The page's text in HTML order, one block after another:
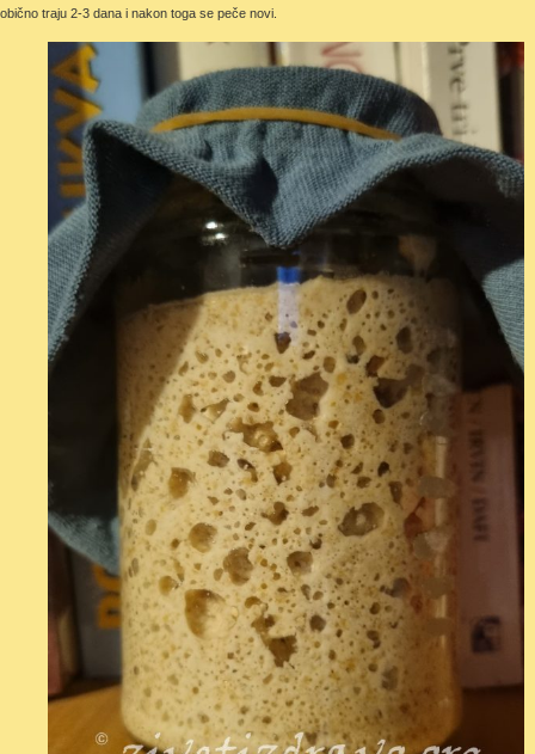
obično traju 2-3 dana i nakon toga se peče novi.